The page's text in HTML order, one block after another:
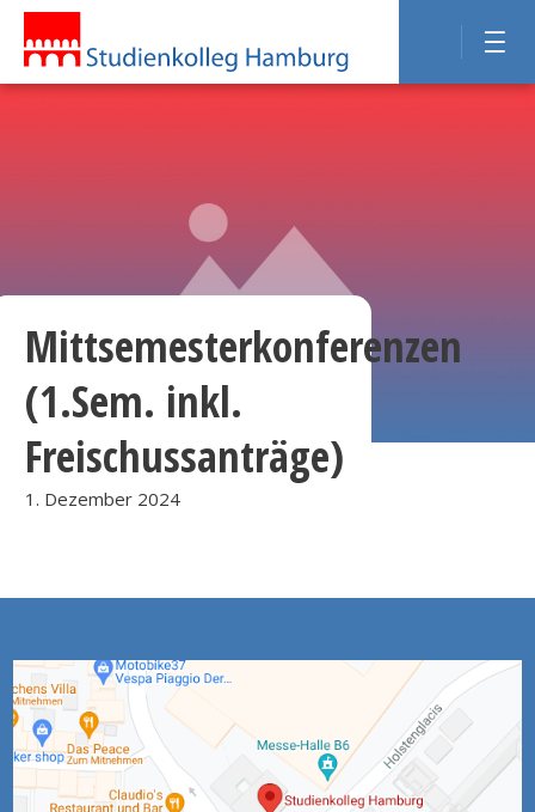
Mittsemesterkonferenzen
(1.Sem. inkl.
Freischussanträge)
1. Dezember 2024